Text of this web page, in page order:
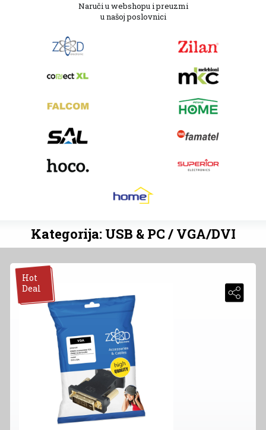
Naruči u webshopu i preuzmi
u našoj poslovnici
Kategorija: USB & PC / VGA/DVI
Hot
Deal